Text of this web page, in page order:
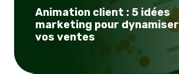
Animation client : 5 idées
marketing pour dynamiser
vos ventes